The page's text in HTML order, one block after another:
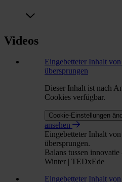
Videos
Eingebetteter Inhalt
übersprungen
Dieser Inhalt ist nach
Cookies verfügbar.
Cookie-Einstellungen
ansehen
Eingebetteter Inhalt
übersprungen.
Balans tussen
Winter | TEDxEde
Eingebetteter Inhalt